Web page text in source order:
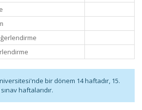
bir dönem 14 haftadır, 15.
haftalarıdır.